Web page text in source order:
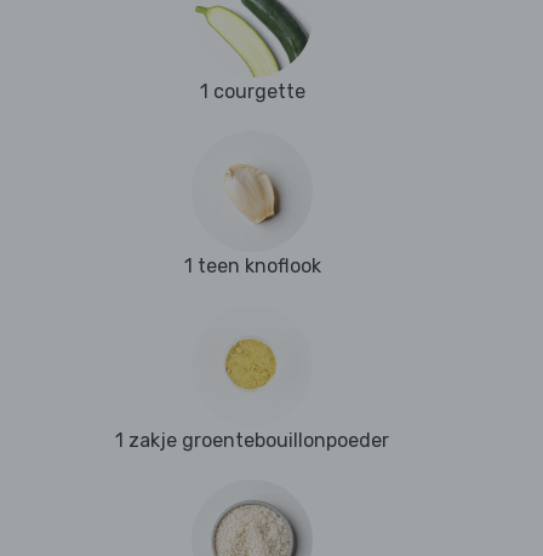
1 courgette
1 teen knoflook
1 zakje groentebouillonpoeder